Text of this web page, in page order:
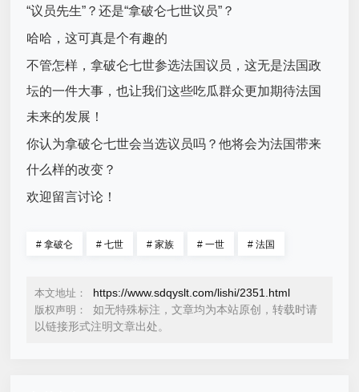
“议员先生”？还是“拿破仑七世议员”？
哈哈，这可真是个有趣的
不管怎样，拿破仑七世参选法国议员，这无是法国政
坛的一件大事，也让我们这些吃瓜群众更加期待法国
未来的发展！
你认为拿破仑七世会当选议员吗？他将会为法国带来
什么样的改变？
欢迎留言讨论！
# 拿破仑 # 七世 # 家族 # 一世 # 法国
本文地址： https://www.sdqyslt.com/lishi/2351.html
版权声明：
如无特殊标注，文章均为本站原创，转载时请
以链接形式注明文章出处。